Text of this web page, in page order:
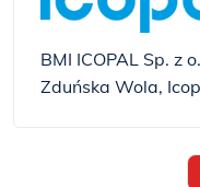
BMI ICOPAL Sp. z
Zduńska Wola,
hydroizolacyjnych